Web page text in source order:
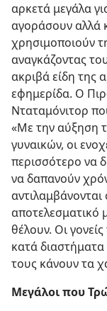
αρκετά μεγάλα
αγοράσουν αλλά
χρησιμοποιούν
αναγκάζοντας
ακριβά είδη της
εφημερίδα. Ο
Νταταμόνιτορ
«Με την αύξηση
γυναικών, οι
περισσότερο να
να δαπανούν
αντιλαμβάνονται
αποτελεσματικό
θέλουν. Οι
κατά διαστήματα
τους κάνουν τα
Μεγάλοι που